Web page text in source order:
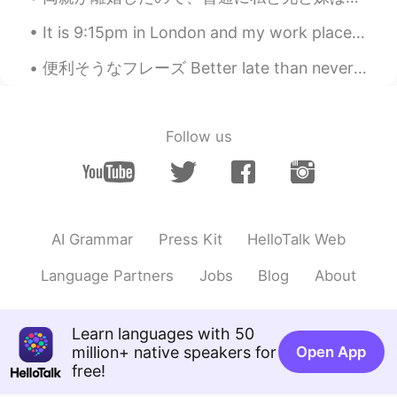
It is 9:15pm in London and my work place is already getting ready to close... it’s still so light...
便利そうなフレーズ Better late than never 来ないよりはマシか、みたいなニュアンスで使えます。 “That lost parcel finally arrived ...
Follow us
AI Grammar Press Kit HelloTalk Web
Language Partners Jobs Blog About
Learn languages with 50
million+ native speakers for
free!
Open App